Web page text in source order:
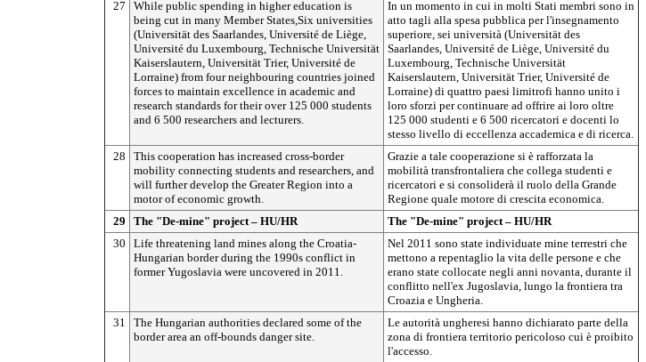
27
While public spending in higher education is
being cut in many Member States,Six universities
(Universität des Saarlandes, Université de Liège,
Université du Luxembourg, Technische Universität
Kaiserslautern, Universität Trier, Université de
Lorraine) from four neighbouring countries joined
forces to maintain excellence in academic and
research standards for their over 125 000 students
and 6 500 researchers and lecturers.
In un momento in cui in molti Stati membri sono in
atto tagli alla spesa pubblica per l'insegnamento
superiore, sei università (Universität des
Saarlandes, Université de Liège, Université du
Luxembourg, Technische Universität
Kaiserslautern, Universität Trier, Université de
Lorraine) di quattro paesi limitrofi hanno unito i
loro sforzi per continuare ad offrire ai loro oltre
125 000 studenti e 6 500 ricercatori e docenti lo
stesso livello di eccellenza accademica e di ricerca.
28
This cooperation has increased cross-border
mobility connecting students and researchers, and
will further develop the Greater Region into a
motor of economic growth.
Grazie a tale cooperazione si è rafforzata la
mobilità transfrontaliera che collega studenti e
ricercatori e si consoliderà il ruolo della Grande
Regione quale motore di crescita economica.
29
The "De-mine" project – HU/HR
The "De-mine" project – HU/HR
30
Life threatening land mines along the Croatia-
Hungarian border during the 1990s conflict in
former Yugoslavia were uncovered in 2011.
Nel 2011 sono state individuate mine terrestri che
mettono a repentaglio la vita delle persone e che
erano state collocate negli anni novanta, durante il
conflitto nell'ex Jugoslavia, lungo la frontiera tra
Croazia e Ungheria.
31
The Hungarian authorities declared some of the
border area an off-bounds danger site.
Le autorità ungheresi hanno dichiarato parte della
zona di frontiera territorio pericoloso cui è proibito
l'accesso.